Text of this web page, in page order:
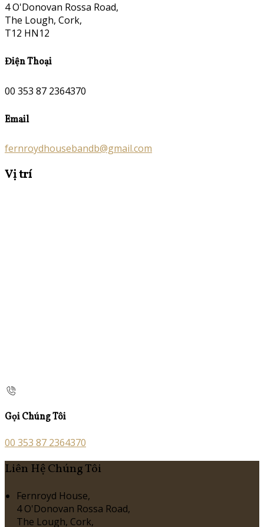
4 O'Donovan Rossa Road,
The Lough, Cork,
T12 HN12
Điện Thoại
00 353 87 2364370
Email
fernroydhousebandb@gmail.com
Vị trí
Gọi Chúng Tôi
00 353 87 2364370
Liên Hệ Chúng Tôi
Fernroyd House,
4 O'Donovan Rossa Road,
The Lough, Cork,